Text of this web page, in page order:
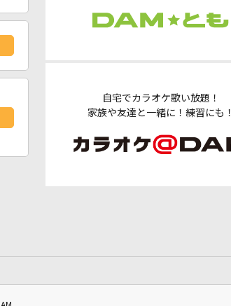
自宅でカラオケ歌い放題！
家族や友達と一緒に！練習にも！